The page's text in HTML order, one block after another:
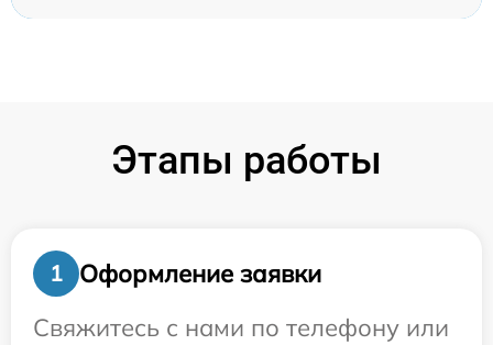
Этапы работы
1
Оформление заявки
Свяжитесь с нами по телефону или